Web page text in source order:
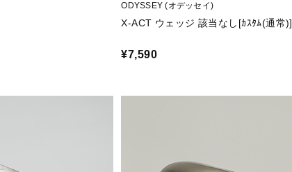
ODYSSEY (オデッセイ)
X-ACT ウェッジ 該当なし[ｶｽﾀﾑ(通常)]
¥7,590